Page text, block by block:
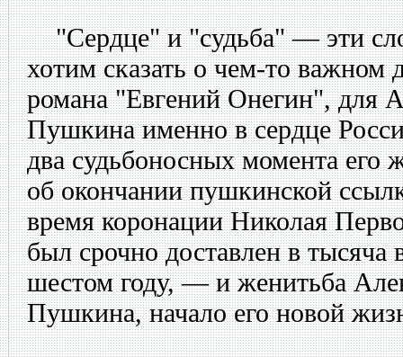
"Сердце" и "судьба" — эти
хотим сказать о чем-то важном
романа "Евгений Онегин", для
Пушкина именно в сердце
два судьбоносных момента его
об окончании пушкинской
время коронации Николая
был срочно доставлен в тысяча
шестом году, — и женитьба
Пушкина, начало его новой